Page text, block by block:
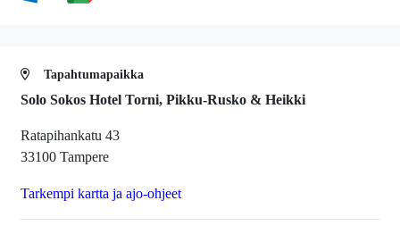
Tapahtumapaikka
Solo Sokos Hotel Torni, Pikku-Rusko & Heikki
Ratapihankatu 43
33100 Tampere
Tarkempi kartta ja ajo-ohjeet